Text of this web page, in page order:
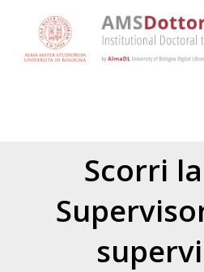
Scorri